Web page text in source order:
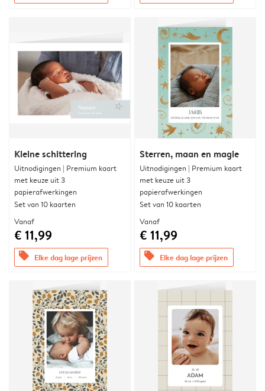
Kleine schittering
Uitnodigingen | Premium kaart
met keuze uit 3
papierafwerkingen
Set van 10 kaarten
Vanaf
€ 11,99
offers Elke dag lage prijzen
Sterren, maan en magie
Uitnodigingen | Premium kaart
met keuze uit 3
papierafwerkingen
Set van 10 kaarten
Vanaf
€ 11,99
offers Elke dag lage prijzen